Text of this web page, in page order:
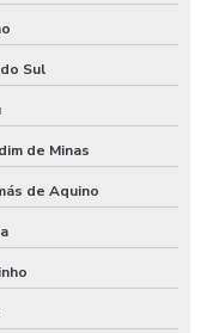
Sul
de Minas
de Aquino